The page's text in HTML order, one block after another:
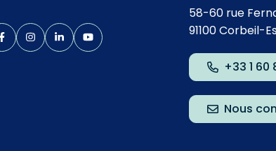
Lien vers le compte Facebook
Lien vers le compte Instagram
Lien vers le compte Linkedin
Lien vers la chaîne Youtube
58-60 rue
91100 Corbeil-
+33 1 60
Nous